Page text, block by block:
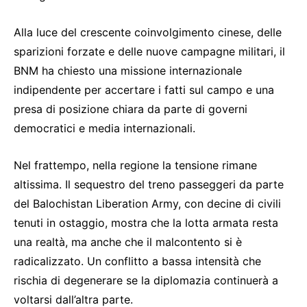
Alla luce del crescente coinvolgimento cinese, delle
sparizioni forzate e delle nuove campagne militari, il
BNM ha chiesto una missione internazionale
indipendente per accertare i fatti sul campo e una
presa di posizione chiara da parte di governi
democratici e media internazionali.
Nel frattempo, nella regione la tensione rimane
altissima. Il sequestro del treno passeggeri da parte
del Balochistan Liberation Army, con decine di civili
tenuti in ostaggio, mostra che la lotta armata resta
una realtà, ma anche che il malcontento si è
radicalizzato. Un conflitto a bassa intensità che
rischia di degenerare se la diplomazia continuerà a
voltarsi dall’altra parte.